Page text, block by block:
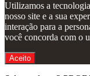
Utilizamos a
nosso site e a sua
interação para a
você concorda com o
Aceito